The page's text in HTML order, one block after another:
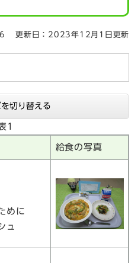
更新日：2023年12月1日更新
切り替える
1
給食の写真
めに
ュ